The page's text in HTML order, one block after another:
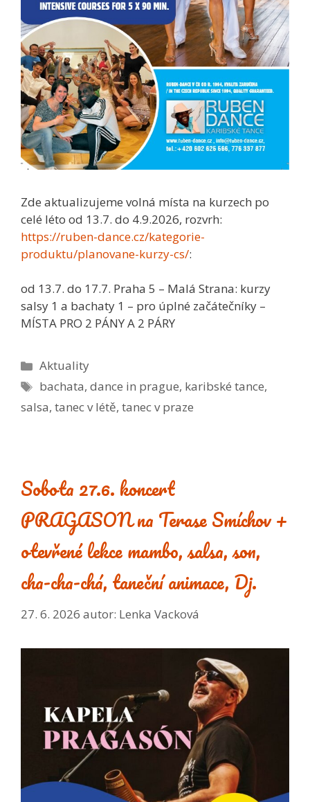
Zde aktualizujeme volná místa na kurzech po
celé léto od 13.7. do 4.9.2026, rozvrh:
https://ruben-dance.cz/kategorie-
produktu/planovane-kurzy-cs/:
od 13.7. do 17.7. Praha 5 – Malá Strana: kurzy
salsy 1 a bachaty 1 – pro úplné začátečníky –
MÍSTA PRO 2 PÁNY A 2 PÁRY
Rubriky
Aktuality
Štítky
bachata,dance in prague, karibské tance,
salsa, tanec v létě, tanec v praze
Sobota 27.6. koncert
PRAGASON na Terase Smíchov +
otevřené lekce mambo, salsa, son,
cha-cha-chá, taneční animace, Dj.
27. 6. 2026 autor: Lenka Vacková